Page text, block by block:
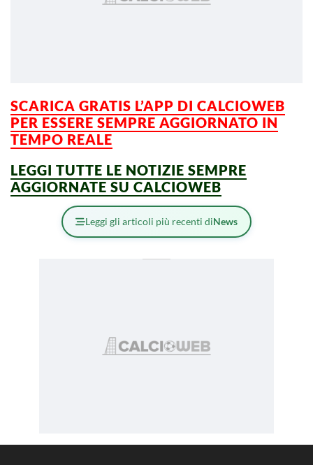
SCARICA GRATIS L’APP DI CALCIOWEB
PER ESSERE SEMPRE AGGIORNATO IN
TEMPO REALE
LEGGI TUTTE LE NOTIZIE SEMPRE
AGGIORNATE SU CALCIOWEB
Leggi gli articoli più recenti diNews